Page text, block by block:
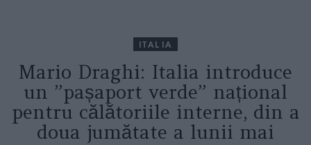
ITALIA
Mario Draghi: Italia introduce
un ”pașaport verde” național
pentru călătoriile interne, din a
doua jumătate a lunii mai